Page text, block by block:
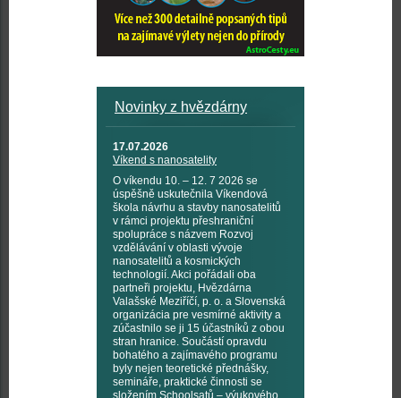
Novinky z hvězdárny
17.07.2026
Víkend s nanosatelity
O víkendu 10. – 12. 7 2026 se
úspěšně uskutečnila Víkendová
škola návrhu a stavby nanosatelitů
v rámci projektu přeshraniční
spolupráce s názvem Rozvoj
vzdělávání v oblasti vývoje
nanosatelitů a kosmických
technologií. Akci pořádali oba
partneři projektu, Hvězdárna
Valašské Meziříčí, p. o. a Slovenská
organizácia pre vesmírné aktivity a
zúčastnilo se ji 15 účastníků z obou
stran hranice. Součástí opravdu
bohatého a zajímavého programu
byly nejen teoretické přednášky,
semináře, praktické činnosti se
složením Schoolsatů – výukového